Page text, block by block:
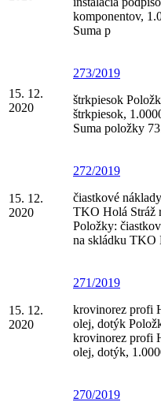
komponentov,
Suma p
15. 12.
2020
273/2019
štrkpiesok
štrkpiesok,
Suma položky
15. 12.
2020
272/2019
čiastkové
TKO Holá Stráž
Položky:
na skládku TKO
15. 12.
2020
271/2019
krovinorez profi
olej, dotýk
krovinorez profi
olej, dotýk,
270/2019